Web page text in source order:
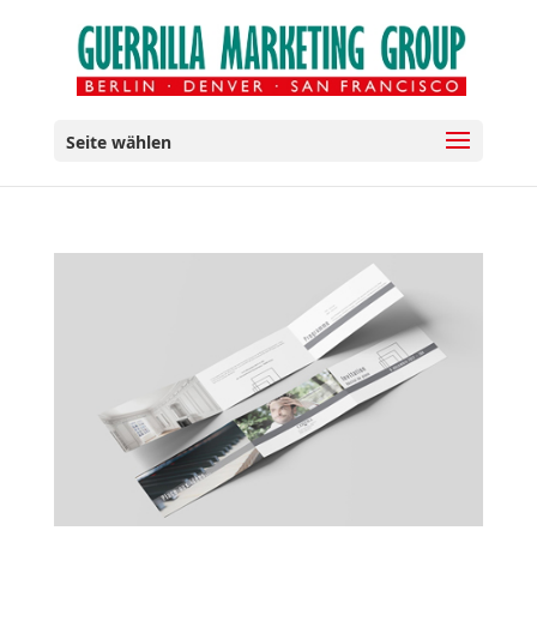
Seite wählen